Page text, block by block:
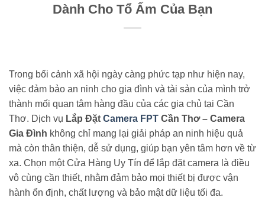
Dành Cho Tổ Ấm Của Bạn
Trong bối cảnh xã hội ngày càng phức tạp như hiện nay,
việc đảm bảo an ninh cho gia đình và tài sản của mình trở
thành mối quan tâm hàng đầu của các gia chủ tại Cần
Thơ. Dịch vụ Lắp Đặt Camera FPT Cần Thơ – Camera
Gia Đình không chỉ mang lại giải pháp an ninh hiệu quả
mà còn thân thiện, dễ sử dụng, giúp bạn yên tâm hơn về từ
xa. Chọn một Cửa Hàng Uy Tín để lắp đặt camera là điều
vô cùng cần thiết, nhằm đảm bảo mọi thiết bị được vận
hành ổn định, chất lượng và bảo mật dữ liệu tối đa.